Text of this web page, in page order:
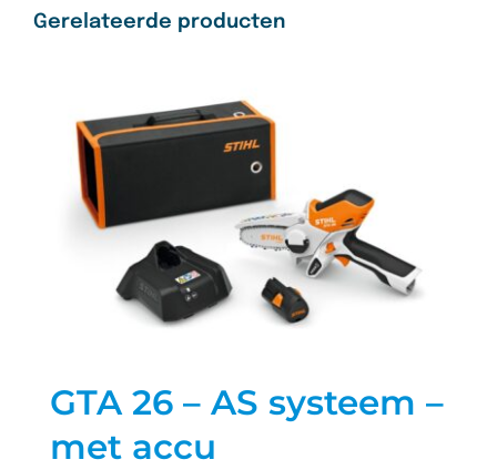
aantal
Gerelateerde producten
GTA 26 – AS systeem –
met accu